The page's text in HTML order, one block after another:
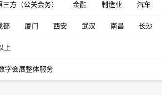
三方（公关会务） 金融 制造业 汽车
都 厦门 西安 武汉 南昌 长沙
上
字会展整体服务